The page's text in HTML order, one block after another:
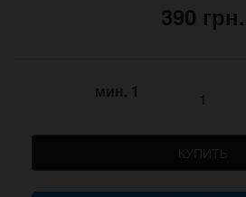
390 грн.
мин. 1
КУПИТЬ